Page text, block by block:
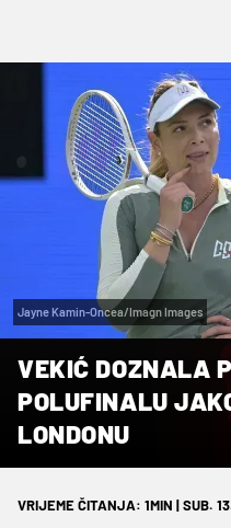
Jayne Kamin-Oncea/Imagn Images
VEKIĆ DOZNALA
POLUFINALU
LONDONU
VRIJEME ČITANJA: 1MIN | SUB.